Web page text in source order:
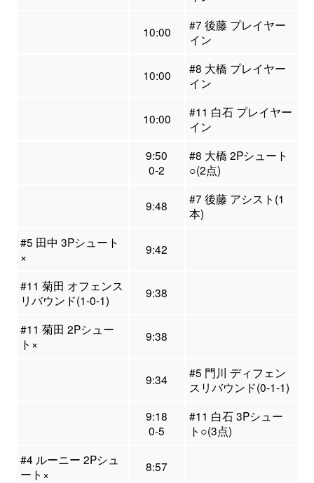
10:00
#7 後藤 プレイヤー
イン
10:00
#8 大橋 プレイヤー
イン
10:00
#11 白石 プレイヤー
イン
9:50
0-2
#8 大橋 2Pシュート
○(2点)
9:48
#7 後藤 アシスト(1
本)
#5 田中 3Pシュート
×
9:42
#11 菊田 オフェンス
リバウンド(1-0-1)
9:38
#11 菊田 2Pシュー
ト×
9:38
9:34
#5 門川 ディフェン
スリバウンド(0-1-1)
9:18
0-5
#11 白石 3Pシュー
ト○(3点)
#4 ルーニー 2Pシュ
ート×
8:57